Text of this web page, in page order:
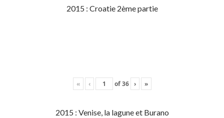
2015 : Croatie 2ème partie
« ‹ of36 › »
2015 : Venise, la lagune et Burano